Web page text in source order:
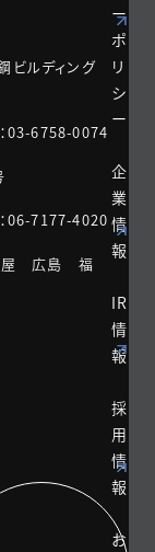
ビルディング
03-6758-0074
06-7177-4020
広島 福
ー
ポ
リ
シ
ー
企
業
情
報
IR
情
報
採
用
情
報
お